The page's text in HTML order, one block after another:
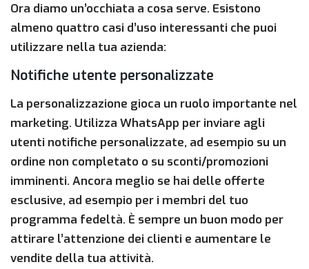
Ora diamo un’occhiata a cosa serve. Esistono
almeno quattro casi d’uso interessanti che puoi
utilizzare nella tua azienda:
Notifiche utente personalizzate
La personalizzazione gioca un ruolo importante nel
marketing. Utilizza WhatsApp per inviare agli
utenti notifiche personalizzate, ad esempio su un
ordine non completato o su sconti/promozioni
imminenti. Ancora meglio se hai delle offerte
esclusive, ad esempio per i membri del tuo
programma fedeltà. È sempre un buon modo per
attirare l’attenzione dei clienti e aumentare le
vendite della tua attività.